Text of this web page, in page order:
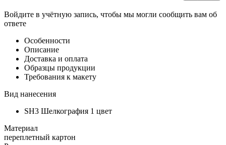
Войдите в учётную запись, чтобы мы могли сообщить вам об
ответе
Особенности
Описание
Доставка и оплата
Образцы продукции
Требования к макету
Вид нанесения
SH3 Шелкография 1 цвет
Материал
переплетный картон